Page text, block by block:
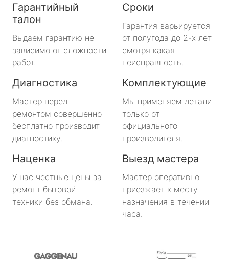
Гарантийный
талон
Выдаем гарантию не
зависимо от сложности
работ.
Сроки
Гарантия варьируется
от полугода до 2-х лет
смотря какая
неисправность.
Диагностика
Мастер перед
ремонтом совершенно
бесплатно производит
диагностику.
Комплектующие
Мы применяем детали
только от
официального
производителя.
Наценка
У нас честные цены за
ремонт бытовой
техники без обмана.
Выезд мастера
Мастер оперативно
приезжает к месту
назначения в течении
часа.